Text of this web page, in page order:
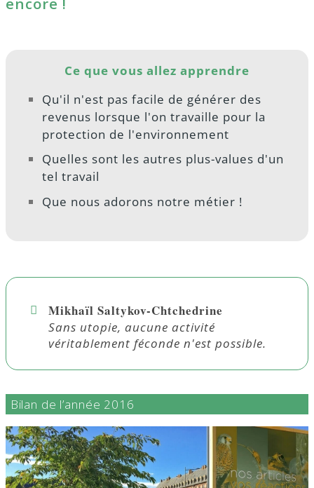
Ce que vous allez apprendre
Qu'il n'est pas facile de générer des
revenus lorsque l'on travaille pour la
protection de l'environnement
Quelles sont les autres plus-values d'un
tel travail
Que nous adorons notre métier !
Mikhaïl Saltykov-Chtchedrine
Sans utopie, aucune activité
véritablement féconde n'est possible.
Bilan de l’année 2016